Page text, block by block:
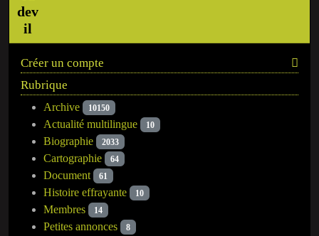
Créer un compte
Rubrique
Archive 10150
Actualité multilingue 10
Biographie 2033
Cartographie 64
Document 61
Histoire effrayante 10
Membres 14
Petites annonces 8